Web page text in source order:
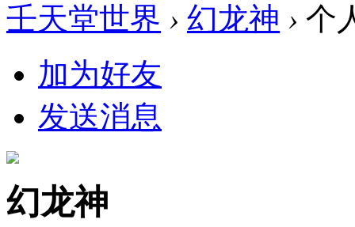
壬天堂世界 › 幻龙神 › 个
加为好友
发送消息
幻龙神